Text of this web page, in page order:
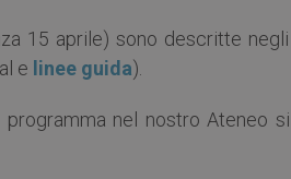
15 aprile) sono descritte negli
e linee guida).
nel nostro Ateneo si